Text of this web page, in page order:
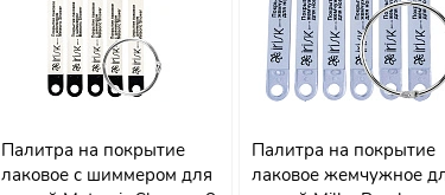
Палитра на покрытие
лаковое с шиммером для
Палитра на покрытие
лаковое жемчужное